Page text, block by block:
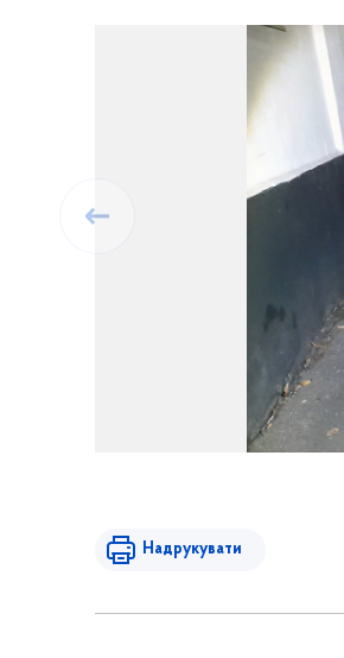
Надрукувати